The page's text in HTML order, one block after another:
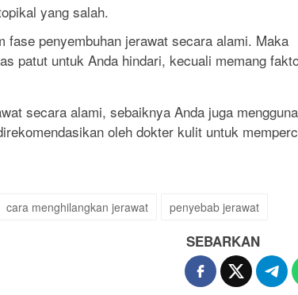
yang salah.
fase penyembuhan jerawat secara alami. Maka
patut untuk Anda hindari, kecuali memang
secara alami, sebaiknya Anda juga
oleh dokter kulit untuk
cara menghilangkan jerawat penyebab jerawat
SEBARKAN